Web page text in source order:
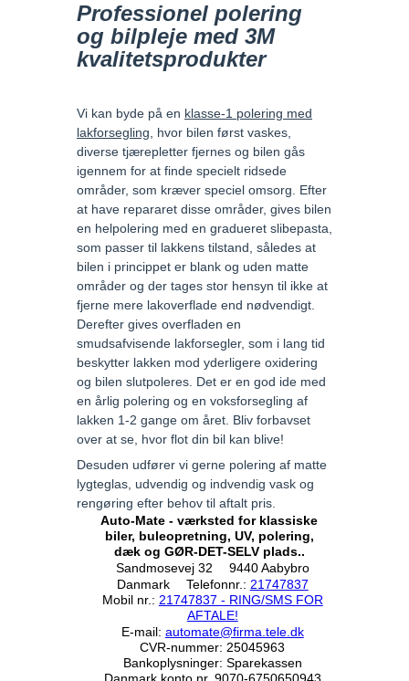
Professionel polering
og bilpleje med 3M
kvalitetsprodukter
Vi kan byde på en klasse-1 polering med
lakforsegling, hvor bilen først vaskes,
diverse tjærepletter fjernes og bilen gås
igennem for at finde specielt ridsede
områder, som kræver speciel omsorg. Efter
at have repararet disse områder, gives bilen
en helpolering med en gradueret slibepasta,
som passer til lakkens tilstand, således at
bilen i princippet er blank og uden matte
områder og der tages stor hensyn til ikke at
fjerne mere lakoverflade end nødvendigt.
Derefter gives overfladen en
smudsafvisende lakforsegler, som i lang tid
beskytter lakken mod yderligere oxidering
og bilen slutpoleres. Det er en god ide med
en årlig polering og en voksforsegling af
lakken 1-2 gange om året. Bliv forbavset
over at se, hvor flot din bil kan blive!
Desuden udfører vi gerne polering af matte
lygteglas, udvendig og indvendig vask og
rengøring efter behov til aftalt pris.
Auto-Mate - værksted for klassiske
biler, buleopretning, UV, polering,
dæk og GØR-DET-SELV plads..
Sandmosevej 32
9440 Aabybro
Danmark
Telefonnr. : 21747837
Mobil nr. : 21747837 - RING/SMS FOR
AFTALE!
E-mail: automate@firma.tele.dk
CVR-nummer: 25045963
Bankoplysninger: Sparekassen